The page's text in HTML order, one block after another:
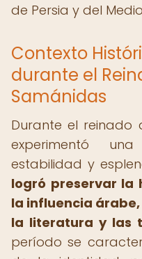
de Persia y del
Contexto
durante el
Samánidas
Durante el reinado
experimentó
estabilidad y
logró preservar la
la influencia
la literatura y las
período se